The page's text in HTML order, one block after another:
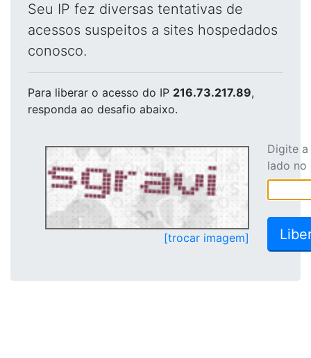
Seu IP fez diversas tentativas de
acessos suspeitos a sites hospedados
conosco.
Para liberar o acesso do IP 216.73.217.89,
responda ao desafio abaixo.
[trocar imagem]
Digite
lado no